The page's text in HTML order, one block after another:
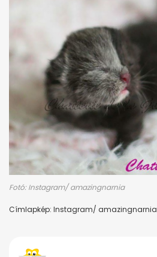
Fotó: Instagram/ amazingnarnia
Címlapkép: Instagram/ amazingnarnia